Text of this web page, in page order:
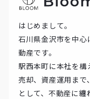
はじめまして。
石川県金沢市を中
動産です。
駅西本町に本社を構
売却、資産運用まで
として、不動産に